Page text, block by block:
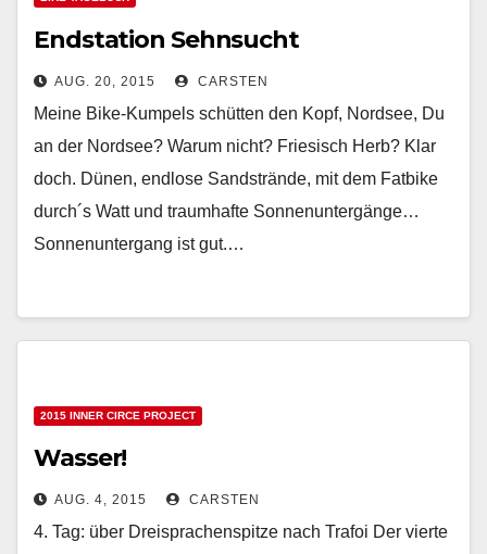
Endstation Sehnsucht
AUG. 20, 2015 CARSTEN
Meine Bike-Kumpels schütten den Kopf, Nordsee, Du
an der Nordsee? Warum nicht? Friesisch Herb? Klar
doch. Dünen, endlose Sandstrände, mit dem Fatbike
durch´s Watt und traumhafte Sonnenuntergänge…
Sonnenuntergang ist gut.…
2015 INNER CIRCE PROJECT
Wasser!
AUG. 4, 2015 CARSTEN
4. Tag: über Dreisprachenspitze nach Trafoi Der vierte